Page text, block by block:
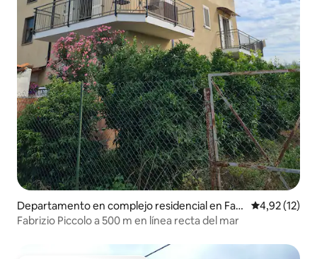
Departamento en complejo residencial en Fab
rizio
Calificación
4,92 (12)
Fabrizio Piccolo a 500 m en línea recta del mar